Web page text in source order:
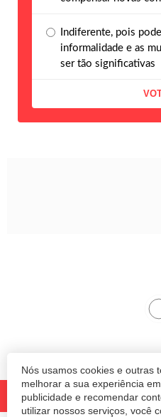
Nós usamos cookies e outras
melhorar a sua experiência
publicidade e recomendar
utilizar nossos serviços, você
Indiferente, pois
informalidade e as
ser tão significativas